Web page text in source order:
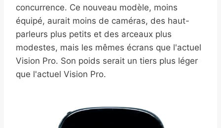
concurrence. Ce nouveau modèle, moins
équipé, aurait moins de caméras, des haut-
parleurs plus petits et des arceaux plus
modestes, mais les mêmes écrans que l'actuel
Vision Pro. Son poids serait un tiers plus léger
que l'actuel Vision Pro.